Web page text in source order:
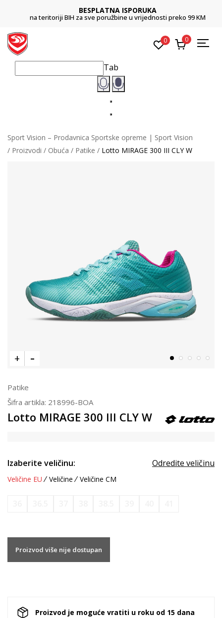
BESPLATNA ISPORUKA
na teritoriji BIH za sve poružbine u vrijednosti preko 99 KM
0 0
Tab
Sport Vision – Prodavnica Sportske opreme | Sport Vision
Proizvodi
Obuća Patike Lotto MIRAGE 300 III CLY W
Patike
Šifra artikla: 218996-BOA
Lotto MIRAGE 300 III CLY W
Izaberite veličinu: Odredite veličinu
Veličine EU Veličine Veličine CM
Proizvod više nije dostupan
Proizvod je moguće vratiti u roku od 15 dana